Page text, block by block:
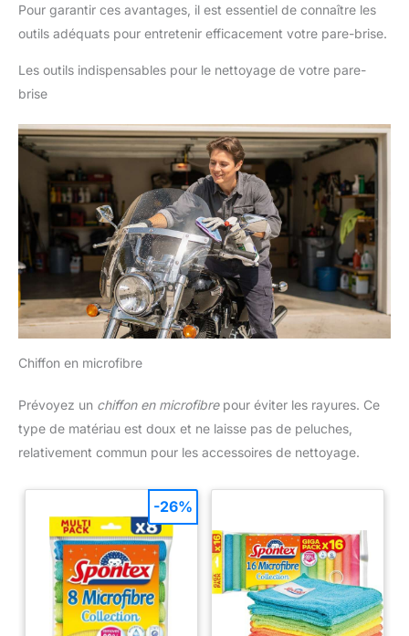
Pour garantir ces avantages, il est essentiel de connaître les
outils adéquats pour entretenir efficacement votre pare-brise.
Les outils indispensables pour le nettoyage de votre pare-
brise
Chiffon en microfibre
Prévoyez un chiffon en microfibrepour éviter les rayures. Ce
type de matériau est doux et ne laisse pas de peluches,
relativement commun pour les accessoires de nettoyage.
-26%